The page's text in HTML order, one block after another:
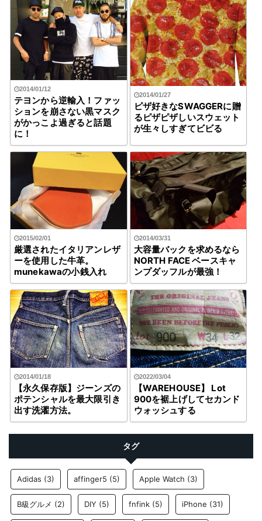
2014/01/12
テヨンから逆輸入！ファッ
ションを崩さない黒マスク
がかっこよ過ぎると話題
に！
2014/01/27
ピザ好きなSWAGGERに贈
るピザピザしいスウェット
が生々しすぎてビビる
2015/02/01
厳選されたイタリアンレザ
ーを使用した牛革。
munekawaの小銭入れ
2014/03/31
大容量バックを求めるなら
NORTH FACE ベースキャ
ンプダッフルが最強！
2014/01/18
【永久保存版】ジーンズの
ポテンシャルを最大限引き
出す洗濯方法。
2022/03/04
【WAREHOUSE】 Lot
900を裾上げしてセカンド
ウォッシュする
タグ
Adidas (3) affinger5 (5) Apple Watch (3)
B級グルメ (2) DIY (5) fnfink (5) iPhone (31)